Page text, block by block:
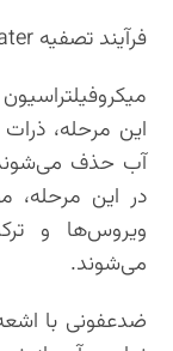
فرآیند تصفیه‌ NEWater بر پایه‌ سه مرحله‌ کلیدی است:
این مرحله،
در این مرحله،
ویروس‌ها و
می‌شوند.